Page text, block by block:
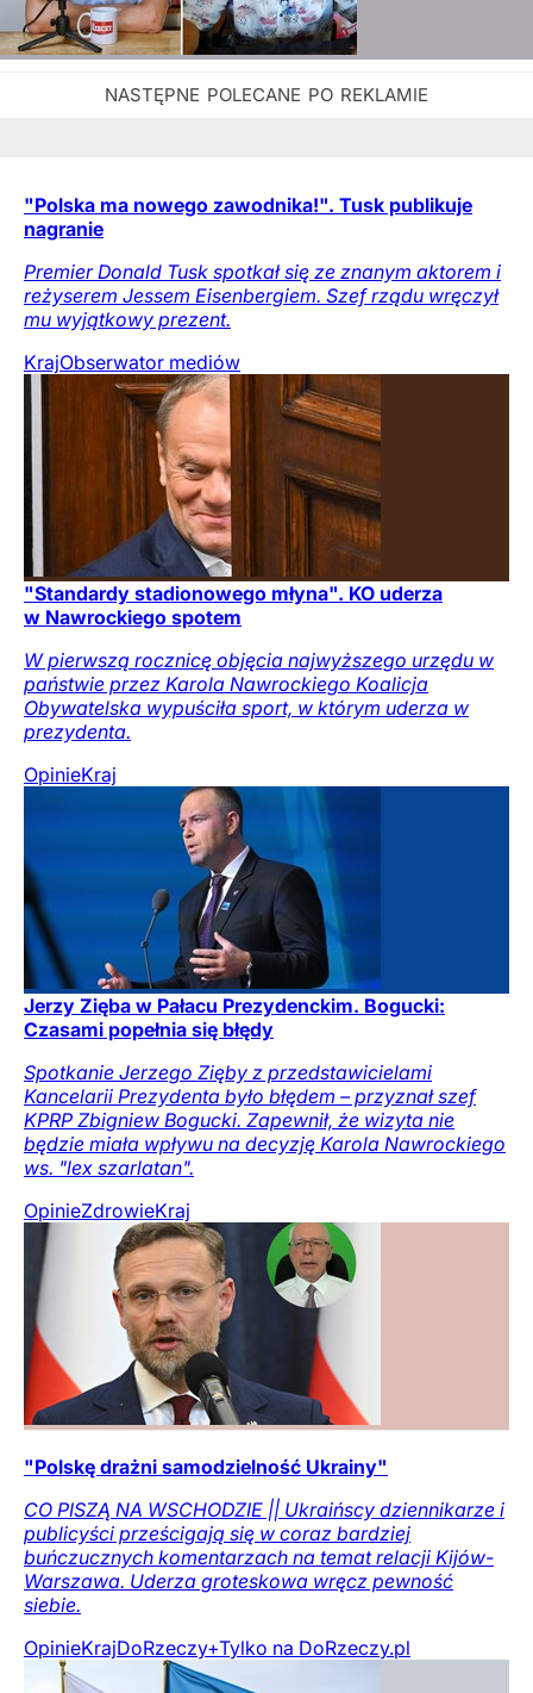
"Polska ma nowego zawodnika!". Tusk publikuje
nagranie
Premier Donald Tusk spotkał się ze znanym aktorem i
reżyserem Jessem Eisenbergiem. Szef rządu wręczył
mu wyjątkowy prezent.
KrajObserwator mediów
"Standardy stadionowego młyna". KO uderza
w Nawrockiego spotem
W pierwszą rocznicę objęcia najwyższego urzędu w
państwie przez Karola Nawrockiego Koalicja
Obywatelska wypuściła sport, w którym uderza w
prezydenta.
OpinieKraj
Jerzy Zięba w Pałacu Prezydenckim. Bogucki:
Czasami popełnia się błędy
Spotkanie Jerzego Zięby z przedstawicielami
Kancelarii Prezydenta było błędem – przyznał szef
KPRP Zbigniew Bogucki. Zapewnił, że wizyta nie
będzie miała wpływu na decyzję Karola Nawrockiego
ws. "lex szarlatan".
OpinieZdrowieKraj
"Polskę drażni samodzielność Ukrainy"
CO PISZĄ NA WSCHODZIE || Ukraińscy dziennikarze i
publicyści prześcigają się w coraz bardziej
buńczucznych komentarzach na temat relacji Kijów-
Warszawa. Uderza groteskowa wręcz pewność
siebie.
OpinieKrajDoRzeczy+Tylko na DoRzeczy.pl